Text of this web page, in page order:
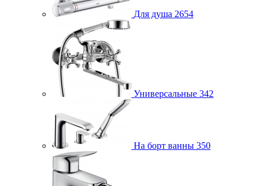
Для душа 2654
Универсальные 342
На борт ванны 350